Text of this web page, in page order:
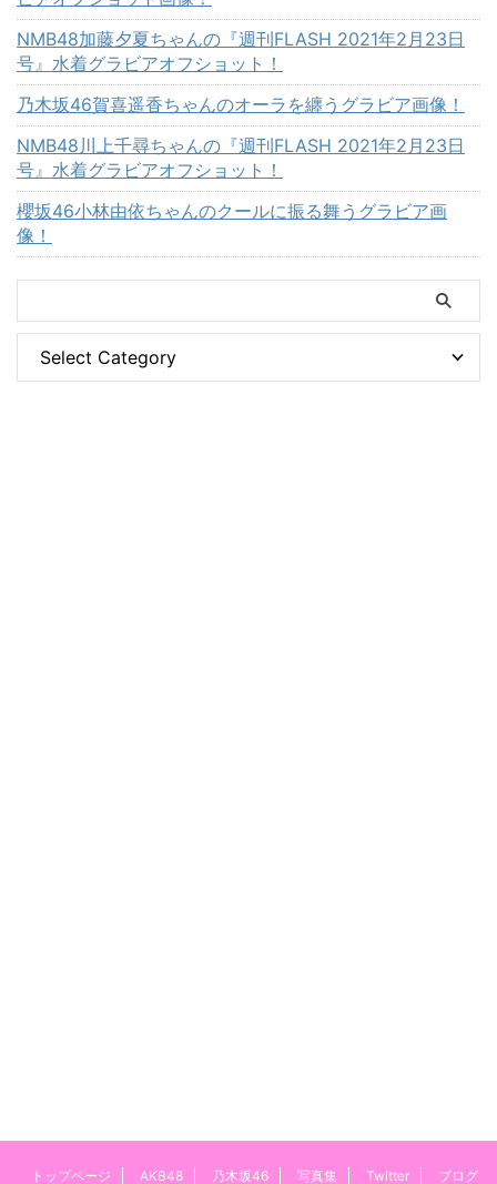
NMB48加藤夕夏ちゃんの『週刊FLASH 2021年2月23日
号』水着グラビアオフショット！
乃木坂46賀喜遥香ちゃんのオーラを纏うグラビア画像！
NMB48川上千尋ちゃんの『週刊FLASH 2021年2月23日
号』水着グラビアオフショット！
櫻坂46小林由依ちゃんのクールに振る舞うグラビア画
像！
トップページ AKB48 乃木坂46 写真集 Twitter ブログ